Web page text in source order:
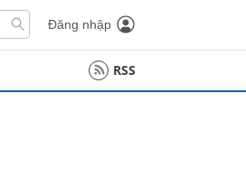
Đăng nhập
RSS